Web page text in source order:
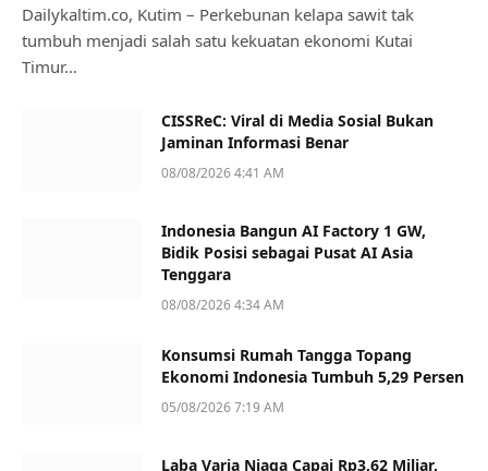
Dailykaltim.co, Kutim – Perkebunan kelapa sawit tak
tumbuh menjadi salah satu kekuatan ekonomi Kutai
Timur…
CISSReC: Viral di Media Sosial Bukan
Jaminan Informasi Benar
08/08/2026 4:41 AM
Indonesia Bangun AI Factory 1 GW,
Bidik Posisi sebagai Pusat AI Asia
Tenggara
08/08/2026 4:34 AM
Konsumsi Rumah Tangga Topang
Ekonomi Indonesia Tumbuh 5,29 Persen
05/08/2026 7:19 AM
Laba Varia Niaga Capai Rp3,62 Miliar,